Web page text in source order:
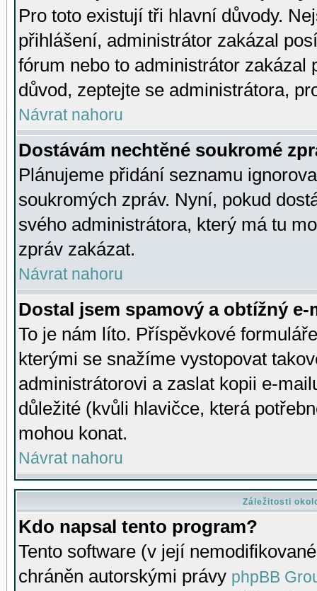
Pro toto existují tři hlavní důvody.
přihlášení, administrátor zakázal
fórum nebo to administrátor zakázal
důvod, zeptejte se administrátora,
Návrat nahoru
Dostávám nechtěné soukromé
Plánujeme přidání seznamu
soukromých zpráv. Nyní, pokud
svého administrátora, který má tu
zpráv zakázat.
Návrat nahoru
Dostal jsem spamový a obtížný
To je nám líto. Příspěvkové
kterými se snažíme vystopovat
administrátorovi a zaslat kopii e-
důležité (kvůli hlavičce, která
mohou konat.
Návrat nahoru
Záležitosti
Kdo napsal tento program?
Tento software (v její
chráněn autorskými právy phpBB